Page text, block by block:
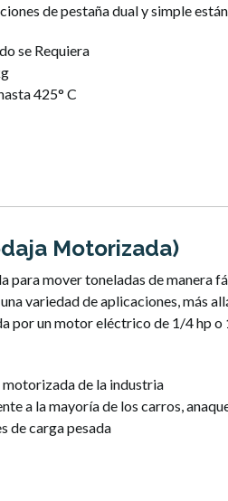
de pestaña dual y simple
se Requiera
425° C
Motorizada)
para mover toneladas de manera
variedad de aplicaciones, más
por un motor eléctrico de 1/4 hp o
de la industria
a la mayoría de los carros,
de carga pesada